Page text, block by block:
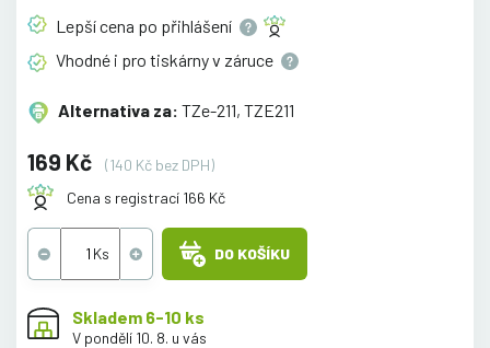
Lepší cena po přihlášení
Vhodné i pro tiskárny v záruce
Alternativa za: TZe-211, TZE211
169 Kč
(140 Kč bez DPH)
Cena s registrací 166 Kč
DO KOŠÍKU
Skladem 6-10 ks
V pondělí 10. 8. u vás